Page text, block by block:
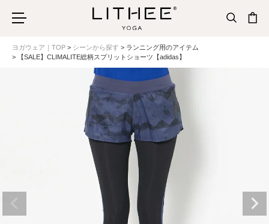
ヨガウェア｜TOP シーンから探す
ランニング用のアイテム
【SALE】CLIMALITE総柄スプリットショーツ【adidas】